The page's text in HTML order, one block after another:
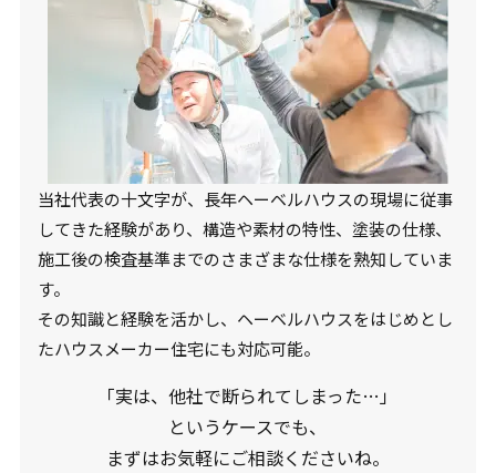
当社代表の十文字が、長年ヘーベルハウスの現場に従事
してきた経験があり、構造や素材の特性、塗装の仕様、
施工後の検査基準までのさまざまな仕様を熟知していま
す。
その知識と経験を活かし、ヘーベルハウスをはじめとし
たハウスメーカー住宅にも対応可能。
「実は、他社で断られてしまった…」
というケースでも、
まずはお気軽にご相談くださいね。